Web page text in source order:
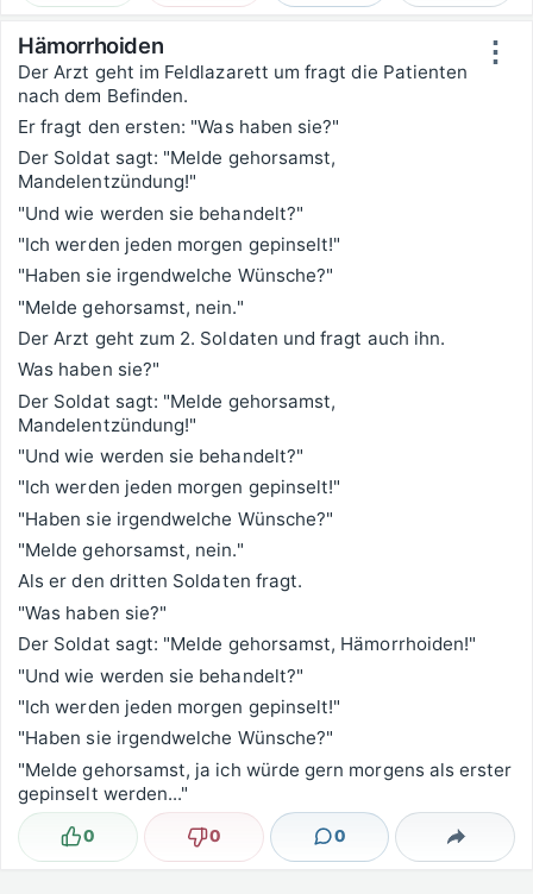
⋮
Hämorrhoiden
Der Arzt geht im Feldlazarett um fragt die Patienten
nach dem Befinden.
Er fragt den ersten: "Was haben sie?"
Der Soldat sagt: "Melde gehorsamst,
Mandelentzündung!"
"Und wie werden sie behandelt?"
"Ich werden jeden morgen gepinselt!"
"Haben sie irgendwelche Wünsche?"
"Melde gehorsamst, nein."
Der Arzt geht zum 2. Soldaten und fragt auch ihn.
Was haben sie?"
Der Soldat sagt: "Melde gehorsamst,
Mandelentzündung!"
"Und wie werden sie behandelt?"
"Ich werden jeden morgen gepinselt!"
"Haben sie irgendwelche Wünsche?"
"Melde gehorsamst, nein."
Als er den dritten Soldaten fragt.
"Was haben sie?"
Der Soldat sagt: "Melde gehorsamst, Hämorrhoiden!"
"Und wie werden sie behandelt?"
"Ich werden jeden morgen gepinselt!"
"Haben sie irgendwelche Wünsche?"
"Melde gehorsamst, ja ich würde gern morgens als erster
gepinselt werden..."
Lustig
0 Nicht lustig
0 0
Kommentare Teilen